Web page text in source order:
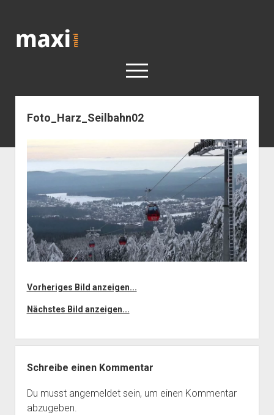
open
< work
Kunst
Geschichte
open
dropdown
menu
Geschichte der Stadt Berlin
Impressum
Foto_Harz_Seilbahn02
Vorheriges Bild anzeigen...
Nächstes Bild anzeigen...
Schreibe einen Kommentar
Du musst angemeldetsein, um einen Kommentar
abzugeben.